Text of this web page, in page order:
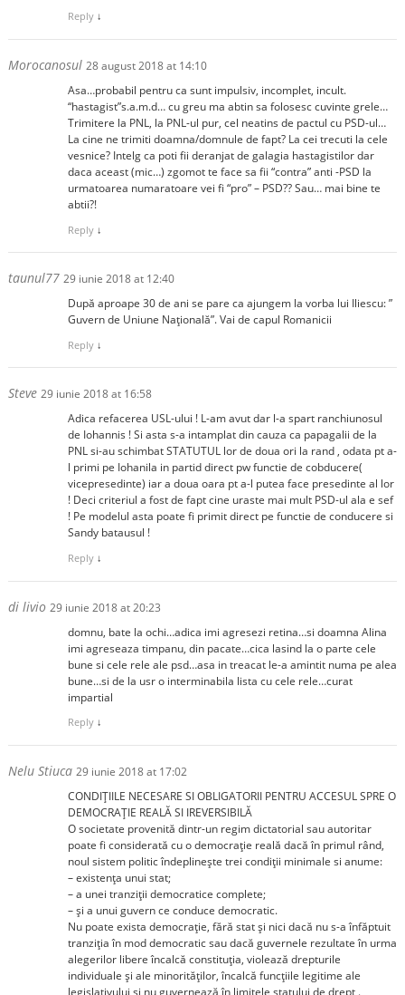
Reply ↓
Morocanosul 28 august 2018 at 14:10
Asa…probabil pentru ca sunt impulsiv, incomplet, incult.
“hastagist”s.a.m.d… cu greu ma abtin sa folosesc cuvinte grele…
Trimitere la PNL, la PNL-ul pur, cel neatins de pactul cu PSD-ul…
La cine ne trimiti doamna/domnule de fapt? La cei trecuti la cele
vesnice? Intelg ca poti fii deranjat de galagia hastagistilor dar
daca aceast (mic…) zgomot te face sa fii “contra” anti -PSD la
urmatoarea numaratoare vei fi “pro” – PSD?? Sau… mai bine te
abtii?!
Reply ↓
taunul77 29 iunie 2018 at 12:40
După aproape 30 de ani se pare ca ajungem la vorba lui Iliescu: ”
Guvern de Uniune Națională”. Vai de capul Romanicii
Reply ↓
Steve 29 iunie 2018 at 16:58
Adica refacerea USL-ului ! L-am avut dar l-a spart ranchiunosul
de Iohannis ! Si asta s-a intamplat din cauza ca papagalii de la
PNL si-au schimbat STATUTUL lor de doua ori la rand , odata pt a-
l primi pe Iohanila in partid direct pw functie de cobducere(
vicepresedinte) iar a doua oara pt a-l putea face presedinte al lor
! Deci criteriul a fost de fapt cine uraste mai mult PSD-ul ala e sef
! Pe modelul asta poate fi primit direct pe functie de conducere si
Sandy batausul !
Reply ↓
di livio 29 iunie 2018 at 20:23
domnu, bate la ochi…adica imi agresezi retina…si doamna Alina
imi agreseaza timpanu, din pacate…cica lasind la o parte cele
bune si cele rele ale psd…asa in treacat le-a amintit numa pe alea
bune…si de la usr o interminabila lista cu cele rele…curat
impartial
Reply ↓
Nelu Stiuca 29 iunie 2018 at 17:02
CONDIŢIILE NECESARE SI OBLIGATORII PENTRU ACCESUL SPRE O
DEMOCRAŢIE REALĂ SI IREVERSIBILĂ
O societate provenită dintr-un regim dictatorial sau autoritar
poate fi considerată cu o democraţie reală dacă în primul rând,
noul sistem politic îndeplineşte trei condiţii minimale si anume:
– existenţa unui stat;
– a unei tranziţii democratice complete;
– şi a unui guvern ce conduce democratic.
Nu poate exista democraţie, fără stat şi nici dacă nu s-a înfăptuit
tranziţia în mod democratic sau dacă guvernele rezultate în urma
alegerilor libere încalcă constituţia, violează drepturile
individuale şi ale minorităţilor, încalcă funcţiile legitime ale
legislativului şi nu guvernează în limitele statului de drept .